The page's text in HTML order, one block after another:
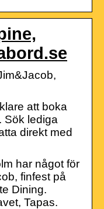
att boka
Sök lediga
direkt med
har något för
finfest på
Dining.
Tapas.